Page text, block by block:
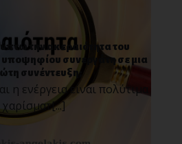
την ακεραιότητα του
συνεργάτη σε μια
συνέντευξη;
η ενέργεια είναι πολύτιμα
χαρίσματ[...]